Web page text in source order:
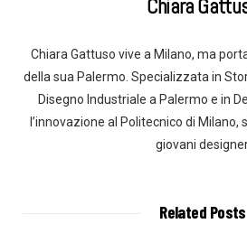
Chiara
Chiara Gattuso vive a Milano, ma
della sua Palermo. Specializzata in
Disegno Industriale a Palermo e in
l’innovazione al Politecnico di
giovani
Related Posts